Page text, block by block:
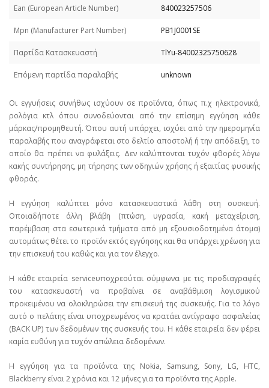
Εan (European Article Number) 840023257506
Mpn (Manufacturer Part Number) PB1J0001SE
Παρτίδα Κατασκευαστή TlYu-84002325750628
Επόμενη παρτίδα παραλαβής unknown
Οι εγγυήσεις συνήθως ισχύουν σε προϊόντα, όπως π.χ ηλεκτρονικά,
ρολόγια κτλ όπου συνοδεύονται από την επίσημη εγγύηση κάθε
μάρκας/προμηθευτή. Όπου αυτή υπάρχει, ισχύει από την ημερομηνία
παραλαβής που αναγράφεται στο δελτίο αποστολή ή την απόδειξη, το
οποίο θα πρέπει να φυλάξεις. Δεν καλύπτονται τυχόν φθορές λόγω
κακής συντήρησης, μη τήρησης των οδηγιών χρήσης ή εξαιτίας φυσικής
φθοράς.
Η εγγύηση καλύπτει μόνο κατασκευαστικά λάθη στη συσκευή.
Οποιαδήποτε άλλη βλάβη (πτώση, υγρασία, κακή μεταχείριση,
παρέμβαση στα εσωτερικά τμήματα από μη εξουσιοδοτημένα άτομα)
αυτομάτως θέτει το προϊόν εκτός εγγύησης και θα υπάρχει χρέωση για
την επισκευή του καθώς και για τον έλεγχο.
Η κάθε εταιρεία serviceυποχρεούται σύμφωνα με τις προδιαγραφές
του κατασκευαστή να προβαίνει σε αναβάθμιση λογισμικού
προκειμένου να ολοκληρώσει την επισκευή της συσκευής. Για το λόγο
αυτό ο πελάτης είναι υποχρεωμένος να κρατάει αντίγραφο ασφαλείας
(BACK UP) των δεδομένων της συσκευής του. Η κάθε εταιρεία δεν φέρει
καμία ευθύνη για τυχόν απώλεια δεδομένων.
Η εγγύηση για τα προϊόντα της Nokia, Samsung, Sony, LG, HTC,
Blackberry είναι 2 χρόνια και 12 μήνες για τα προϊόντα της Apple.